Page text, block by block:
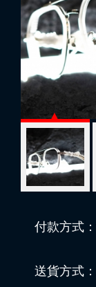
付款方式：
送貨方式：